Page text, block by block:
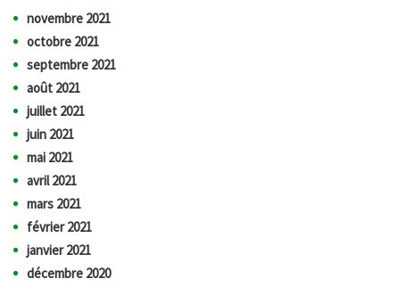
novembre 2021
octobre 2021
septembre 2021
août 2021
juillet 2021
juin 2021
mai 2021
avril 2021
mars 2021
février 2021
janvier 2021
décembre 2020